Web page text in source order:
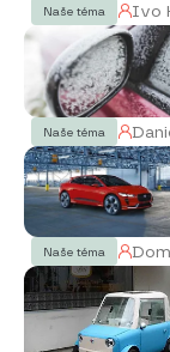
Naše téma Ivo
Naše téma
Naše téma